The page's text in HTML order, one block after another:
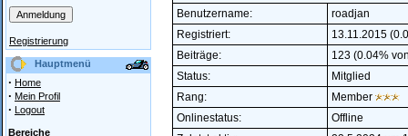
Registrierung
Hauptmenü
· Home
· Mein Profil
· Logout
Bereiche
Benutzername:
roadjan
Registriert:
13.11.2015
Beiträge:
123 (0.04%
Status:
Mitglied
Rang:
Member
Onlinestatus:
Offline